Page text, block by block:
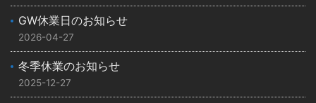
GW休業日のお知らせ
2026-04-27
冬季休業のお知らせ
2025-12-27